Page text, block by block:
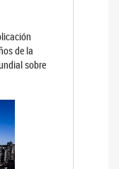
de la
sobre